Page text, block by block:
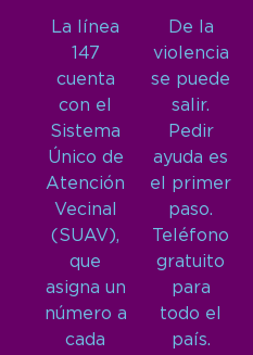
La línea
147
cuenta
con el
Sistema
Único de
Atención
Vecinal
(SUAV),
que
asigna un
número a
cada
De la
violencia
se puede
salir.
Pedir
ayuda es
el primer
paso.
Teléfono
gratuito
para
todo el
país.